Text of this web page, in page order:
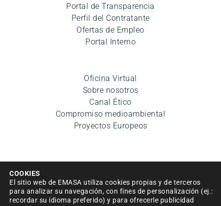
Portal de Transparencia
Perfil del Contratante
Ofertas de Empleo
Portal Interno
Oficina Virtual
Sobre nosotros
Canal Ético
Compromiso medioambiental
Proyectos Europeos
COOKIES
El sitio web de EMASA utiliza cookies propias y de terceros
para analizar su navegación, con fines de personalización (ej.:
recordar su idioma preferido) y para ofrecerle publicidad